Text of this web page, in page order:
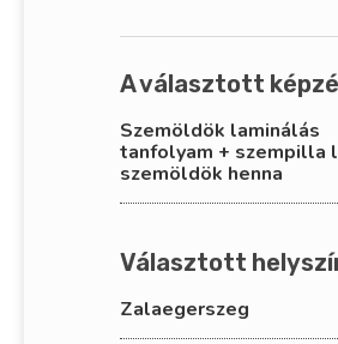
A választott
Szemöldök laminálás
tanfolyam + szempilla
szemöldök henna
Választott
Zalaegerszeg